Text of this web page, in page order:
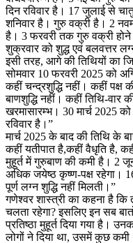
दिन रविवार है। 17 जुलाई से
शनिवार है। गुरु वक्री है। 2
है। 3 फरवरी तक गुरु वक्री
शुक्रवार को शुद्ध एवं बलवत्तर
इसी तरह, आगे की तिथियों का
सोमवार 10 फरवरी 2025 को
कहीं चन्द्रशुद्धि नहीं। कहीं पक्ष
बाणशुद्धि नहीं। कहीं तिथि-वार
खरमासारम्भ। 30 मार्च 2025 को
रविवार है।”
मार्च 2025 के बाद की तिथि के
कहीं यतीपात है,कहीं वैधृति है,
मुहूर्त में गुरुबाण की कमी है। 2
अधिक जयेष्ठ कृष्ण-पक्ष रहेगा।
पूर्ण लग्न शुद्धि नहीं मिलती।”
गणेश्वर शास्त्री का कहना है कि
चलता रहेगा? इसलिए इन सब
प्रतिष्ठा मुहूर्त दिया गया है।
लोगों ने दिया था, उसमें कुछ कमी